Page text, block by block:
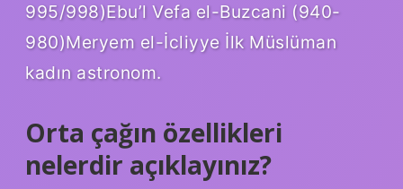
995/998)Ebu’l Vefa el-Buzcani (940-
980)Meryem el-İcliyye İlk Müslüman
kadın astronom.
Orta çağın özellikleri
nelerdir açıklayınız?